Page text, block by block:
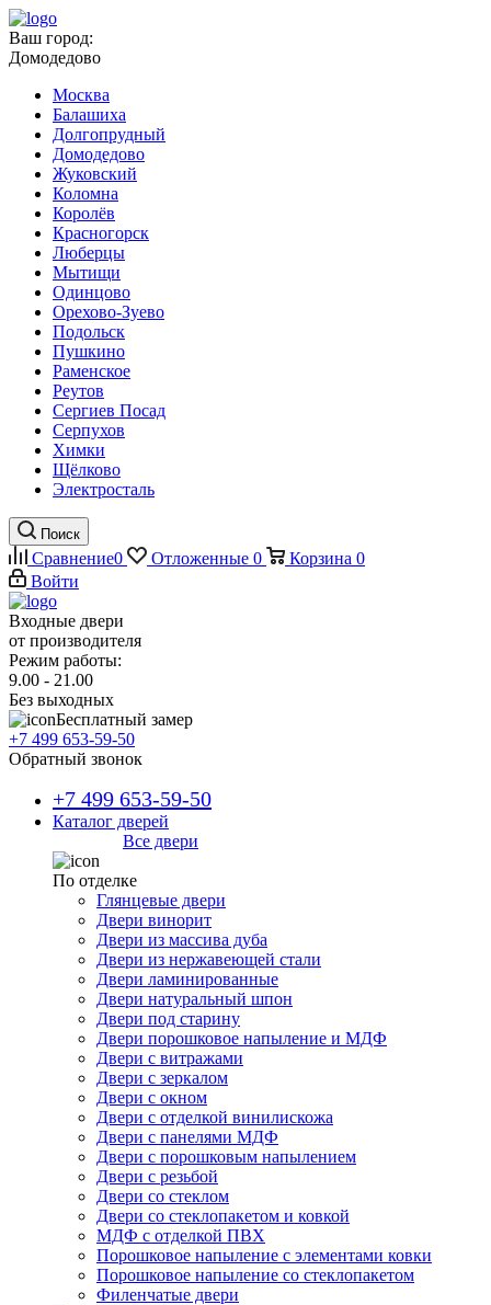
Ваш город:
Домодедово
Москва
Балашиха
Долгопрудный
Домодедово
Жуковский
Коломна
Королёв
Красногорск
Люберцы
Мытищи
Одинцово
Орехово-Зуево
Подольск
Пушкино
Раменское
Реутов
Сергиев Посад
Серпухов
Химки
Щёлково
Электросталь
Поиск
Сравнение0 Отложенные 0 Корзина 0
Войти
Входные двери
от производителя
Режим работы:
9.00 - 21.00
Без выходных
Бесплатный замер
+7 499 653-59-50
Обратный звонок
+7 499 653-59-50
Каталог дверей
Все двери
По отделке
Глянцевые двери
Двери винорит
Двери из массива дуба
Двери из нержавеющей стали
Двери ламинированные
Двери натуральный шпон
Двери под старину
Двери порошковое напыление и МДФ
Двери с витражами
Двери с зеркалом
Двери с окном
Двери с отделкой винилискожа
Двери с панелями МДФ
Двери с порошковым напылением
Двери с резьбой
Двери со стеклом
Двери со стеклопакетом и ковкой
МДФ с отделкой ПВХ
Порошковое напыление с элементами ковки
Порошковое напыление со стеклопакетом
Филенчатые двери